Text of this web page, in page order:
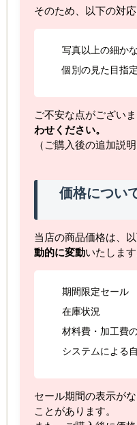
そのため、以下の対
写真以上の細か
個別の見た目指定
ご不安な点がございま
わせください。
（ご購入後の追加説
価格につい
当店の商品価格は、
動的に変動いたします
期間限定セール
在庫状況
材料費・加工費
システムによる
セール期間の表示が
ことがあります。